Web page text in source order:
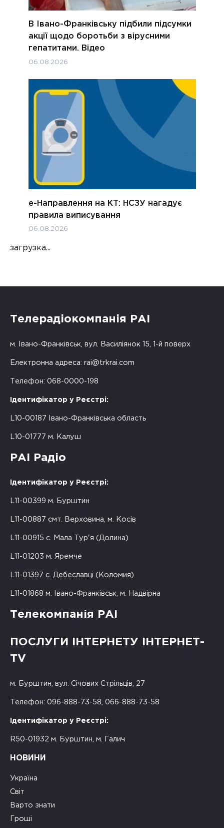
В Івано-Франківську підбили підсумки
акції щодо боротьби з вірусними
гепатитами. Відео
06.08.2026
е-Направлення на КТ: НСЗУ нагадує
правила виписування
06.08.2026
загрузка...
Телерадіокомпанія РАІ
м. Івано-Франківськ, вул. Василіянок 15, 1-й поверх
Електронна адреса: rai@trkrai.com
Телефон: 068-0000-198
Ідентифікатор у Реєстрі:
L10-00187 Івано-Франківська область
L10-01777 м. Калуш
РАІ Радіо
Ідентифікатор у Реєстрі:
L11-00399 м. Бурштин
L11-00887 смт. Верховина, м. Косів
L11-00915 с. Мала Тур'я (Долина)
L11-01203 м. Яремче
L11-01397 с. Дебеславці (Коломия)
L11-01868 м. Івано-Франківськ, м. Надвірна
Телекомпанія РАІ
ПОСЛУГИ ІНТЕРНЕТУ ІНТЕРНЕТ-
TV
м. Бурштин, вул. Січових Стрільців, 27
Телефон: 096-888-73-58, 066-888-73-58
Ідентифікатор у Реєстрі:
R50-01932 м. Бурштин, м. Галич
НОВИНИ
Україна
Світ
Варто знати
Гроші